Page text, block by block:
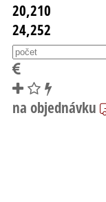
20,210
24,252